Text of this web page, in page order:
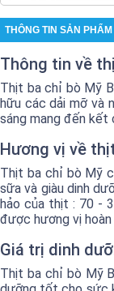
THÔNG TIN SẢN PHẨM
Thông tin về
Thịt ba chỉ bò Mỹ
hữu các dải mỡ và
sáng mang đến kết
Hương vị về
Thịt ba chỉ bò Mỹ
sữa và giàu dinh
hảo của thịt : 70 -
được hương vị
Giá trị dinh
Thịt ba chỉ bò Mỹ